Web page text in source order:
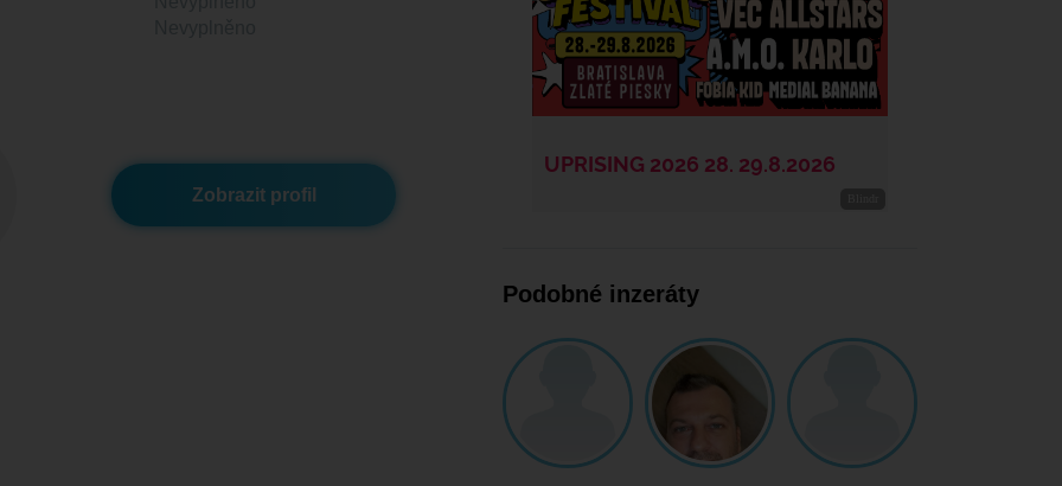
Zobrazit profil
Podobné inzeráty